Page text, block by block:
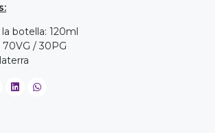
botella: 120ml
70VG / 30PG